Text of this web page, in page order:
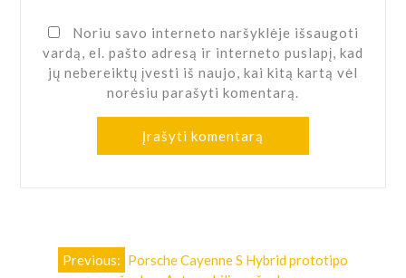
Noriu savo interneto naršyklėje išsaugoti
vardą, el. pašto adresą ir interneto puslapį, kad
jų nebereiktų įvesti iš naujo, kai kitą kartą vėl
norėsiu parašyti komentarą.
Navigacija
Previous: Porsche Cayenne S Hybrid prototipo